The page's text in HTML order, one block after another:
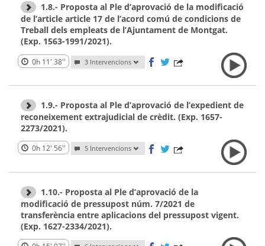
1.8.- Proposta al Ple d’aprovació de la modificació
de l’article article 17 de l’acord comú de condicions de
Treball dels empleats de l’Ajuntament de Montgat.
(Exp. 1563-1991/2021).
0h 11' 38'' 3 Intervencions
1.9.- Proposta al Ple d’aprovació de l’expedient de
reconeixement extrajudicial de crèdit. (Exp. 1657-
2273/2021).
0h 12' 56'' 5 Intervencions
1.10.- Proposta al Ple d’aprovació de la
modificació de pressupost núm. 7/2021 de
transferència entre aplicacions del pressupost vigent.
(Exp. 1627-2334/2021).